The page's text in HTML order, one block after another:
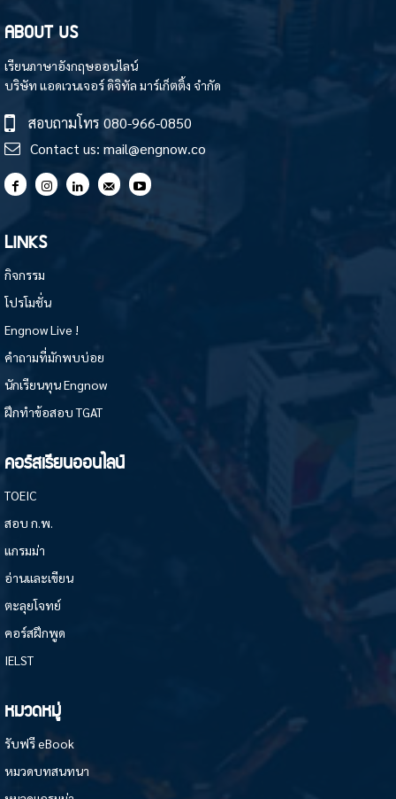
ABOUT US
เรียนภาษาอังกฤษออนไลน์
บริษัท แอดเวนเจอร์ ดิจิทัล มาร์เก็ตติ้ง จำกัด
สอบถามโทร 080-966-0850
Contact us: mail@engnow.co
LINKS
กิจกรรม
โปรโมชั่น
Engnow Live !
คำถามที่มักพบบ่อย
นักเรียนทุน Engnow
ฝึกทำข้อสอบ TGAT
คอร์สเรียนออนไลน์
TOEIC
สอบ ก.พ.
แกรมม่า
อ่านและเขียน
ตะลุยโจทย์
คอร์สฝึกพูด
IELST
หมวดหมู่
รับฟรี eBook
หมวดบทสนทนา